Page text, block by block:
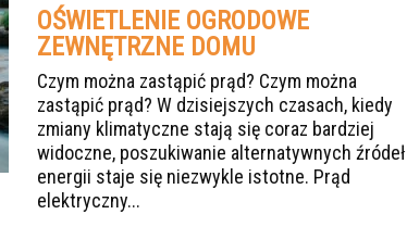
OŚWIETLENIE OGRODOWE
ZEWNĘTRZNE DOMU
Czym można zastąpić prąd? Czym można
zastąpić prąd? W dzisiejszych czasach, kiedy
zmiany klimatyczne stają się coraz bardziej
widoczne, poszukiwanie alternatywnych źródeł
energii staje się niezwykle istotne. Prąd
elektryczny...